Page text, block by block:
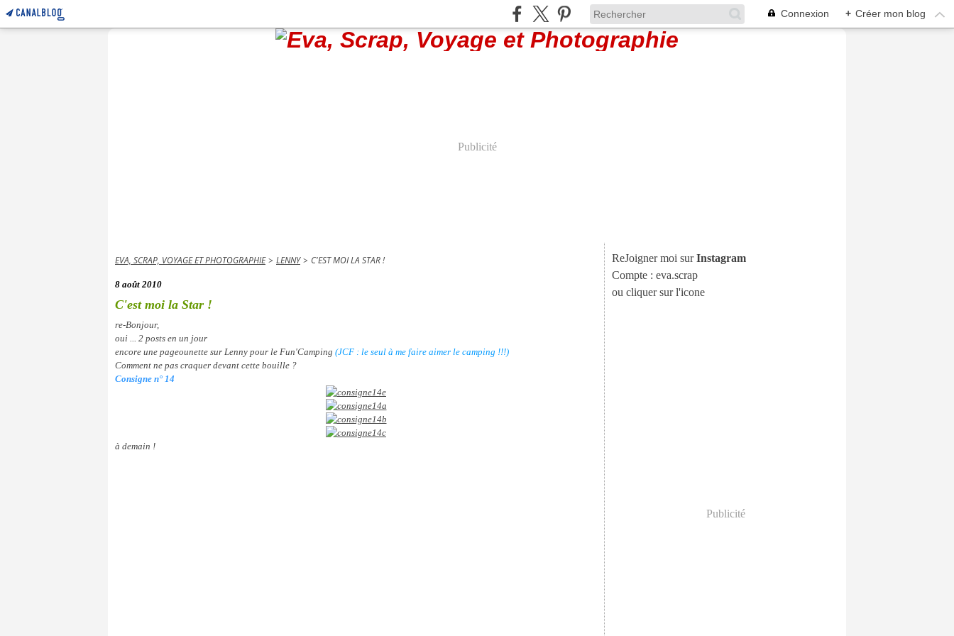
Connexion + Créer mon blog
Publicité
EVA, SCRAP, VOYAGE ET PHOTOGRAPHIE > LENNY > C'EST MOI LA STAR !
8 août 2010
C'est moi la Star !
re-Bonjour,
oui ... 2 posts en un jour
encore une pageounette sur Lenny pour le Fun'Camping (JCF : le seul à me faire aimer le camping !!!)
Comment ne pas craquer devant cette bouille ?
Consigne n° 14
à demain !
ReJoigner moi surInstagram
Compte : eva.scrap
ou cliquer sur l'icone
Publicité